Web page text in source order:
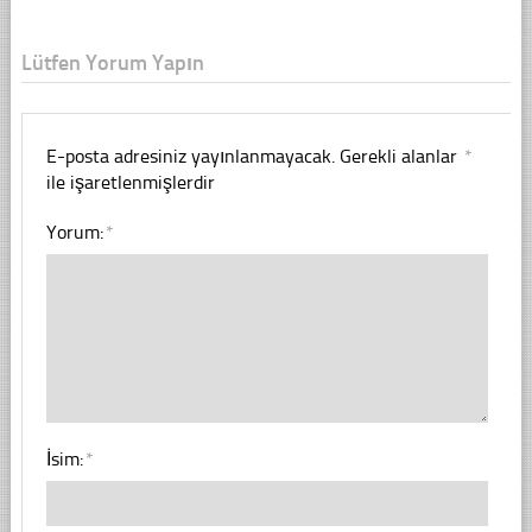
Lütfen Yorum Yapın
E-posta adresiniz yayınlanmayacak. Gerekli alanlar *
ile işaretlenmişlerdir
Yorum:*
İsim:*